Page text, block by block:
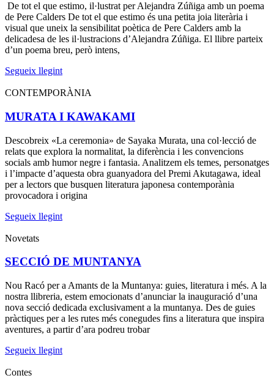
De tot el que estimo, il·lustrat per Alejandra Zúñiga amb un poema
de Pere Calders De tot el que estimo és una petita joia literària i
visual que uneix la sensibilitat poètica de Pere Calders amb la
delicadesa de les il·lustracions d’Alejandra Zúñiga. El llibre parteix
d’un poema breu, però intens,
Segueix llegint
CONTEMPORÀNIA
MURATA I KAWAKAMI
Descobreix «La ceremonia» de Sayaka Murata, una col·lecció de
relats que explora la normalitat, la diferència i les convencions
socials amb humor negre i fantasia. Analitzem els temes, personatges
i l’impacte d’aquesta obra guanyadora del Premi Akutagawa, ideal
per a lectors que busquen literatura japonesa contemporània
provocadora i origina
Segueix llegint
Novetats
SECCIÓ DE MUNTANYA
Nou Racó per a Amants de la Muntanya: guies, literatura i més. A la
nostra llibreria, estem emocionats d’anunciar la inauguració d’una
nova secció dedicada exclusivament a la muntanya. Des de guies
pràctiques per a les rutes més conegudes fins a literatura que inspira
aventures, a partir d’ara podreu trobar
Segueix llegint
Contes